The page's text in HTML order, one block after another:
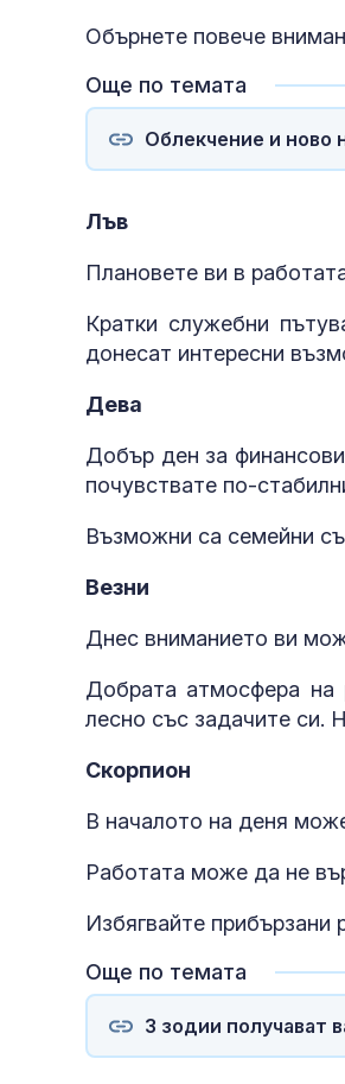
Обърнете повече
Още по темата
Облекчение и ново
Лъв
Плановете ви в
Кратки служебни
донесат интересни
Дева
Добър ден за
почувствате по-
Възможни са семейни
Везни
Днес вниманието ви
Добрата атмосфера на
лесно със задачите си.
Скорпион
В началото на деня
Работата може да не
Избягвайте прибързани
Още по темата
3 зодии получават